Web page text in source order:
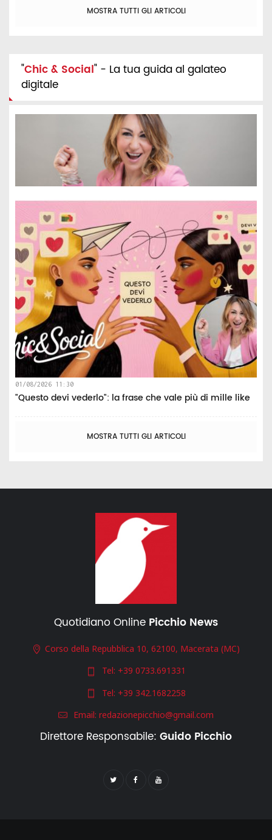
MOSTRA TUTTI GLI ARTICOLI
"Chic & Social" - La tua guida al galateo
digitale
01/08/2026 11:30
"Questo devi vederlo": la frase che vale più di mille like
MOSTRA TUTTI GLI ARTICOLI
Quotidiano Online Picchio News
Corso della Repubblica 10, 62100, Macerata (MC)
Tel: +39 0733.691331
Tel: +39 342.1682258
Email: redazionepicchio@gmail.com
Direttore Responsabile: Guido Picchio